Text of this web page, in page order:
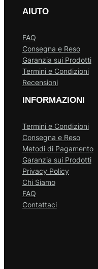
AIUTO
FAQ
Consegna e Reso
Garanzia sui Prodotti
Termini e Condizioni
Recensioni
INFORMAZIONI
Termini e Condizioni
Consegna e Reso
Metodi di Pagamento
Garanzia sui Prodotti
Privacy Policy
Chi Siamo
FAQ
Contattaci